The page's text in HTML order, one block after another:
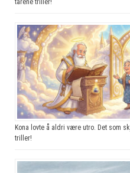
Kona lovte å aldri være utro. Det som
triller!